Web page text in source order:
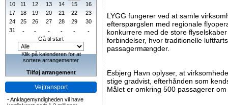
10
11 12 13 14 15
16
17
18 19 20 21 22
23
24
25 26 27 28 29
30
31
- - - - -
-
Gå til start
Klik på kalenderen for at
sortere arrangementer
Tilføj arrangement
Vejtransport
-Anklagemyndigheden vil have
LYGG fungerer ved at samle
efterspørgslen med regionale
konkurrere med de store
forbindelser, hvor traditionelle
passagermængder.
Esbjerg Havn oplyser, at
stige gradvist, efterhånden som
Målet er omkring 500 passagerer